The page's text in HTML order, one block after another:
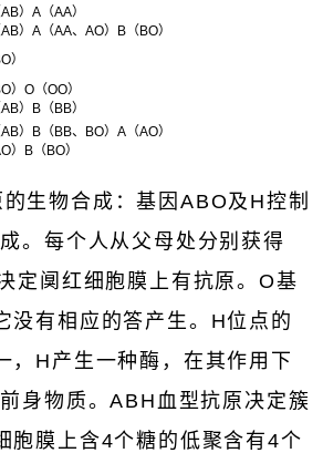
）A（AA）
）A（AA、AO）B（BO）
）
）O（OO）
）B（BB）
）B（BB、BO）A（AO）
）B（BO）
生物合成：基因ABO及H控制
。每个人从父母处分别获得
定阒红细胞膜上有抗原。O基
没有相应的答产生。H位点的
，H产生一种酶，在其作用下
身物质。ABH血型抗原决定簇
胞膜上含4个糖的低聚含有4个